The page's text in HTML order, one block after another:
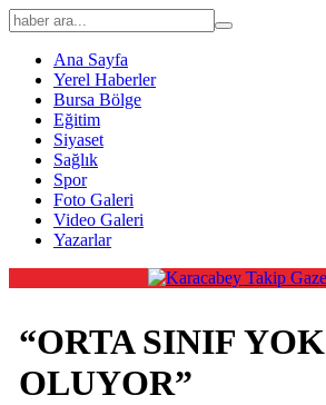
Ana Sayfa
Yerel Haberler
Bursa Bölge
Eğitim
Siyaset
Sağlık
Spor
Foto Galeri
Video Galeri
Yazarlar
“ORTA SINIF YOK
OLUYOR”